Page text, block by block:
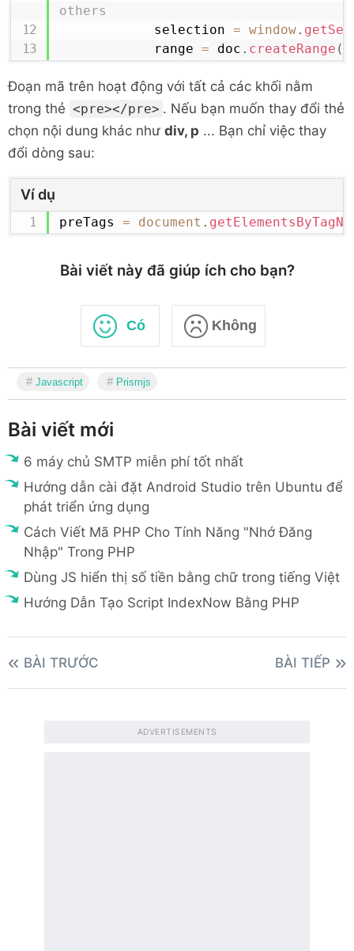
others
            selection
= window.
            range
= doc . createRange (
            selection
.removeAllRanges
            selection
.addRange(range)
}
}
    preTags
for(var i=0;i<preTags.length;i++)
{selectText(this)}
}
Đoạn mã trên hoạt động với tất cả các khối nằm
trong thẻ <pre></pre> . Nếu bạn muốn thay đổi thẻ
chọn nội dung khác như div, p ... Bạn chỉ việc thay
đổi dòng sau:
Ví dụ
preTags = document .
Bài viết này đã giúp ích cho bạn?
Có Không
Javascript Prismjs
Bài viết mới
6 máy chủ SMTP miễn phí tốt nhất
Hướng dẫn cài đặt Android Studio trên Ubuntu để
phát triển ứng dụng
Cách Viết Mã PHP Cho Tính Năng "Nhớ Đăng
Nhập" Trong PHP
Dùng JS hiển thị số tiền bằng chữ trong tiếng Việt
Hướng Dẫn Tạo Script IndexNow Bằng PHP
BÀI TRƯỚC BÀI TIẾP
ADVERTISEMENTS